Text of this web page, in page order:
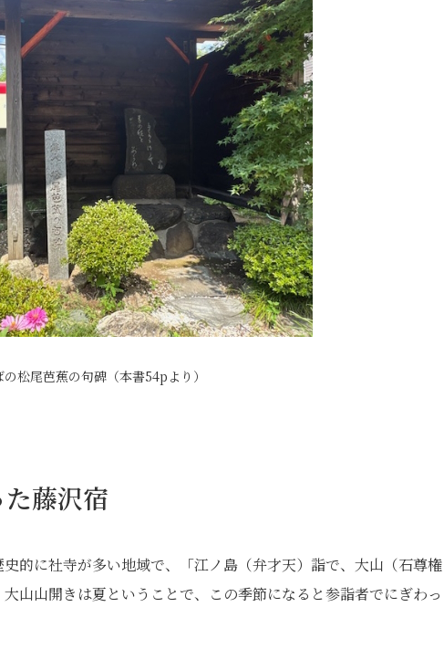
松尾芭蕉の句碑（本書54pより）
藤沢宿
的に社寺が多い地域で、「江ノ島（弁才天）詣で、大山（石尊権
山山開きは夏ということで、この季節になると参詣者でにぎわっ